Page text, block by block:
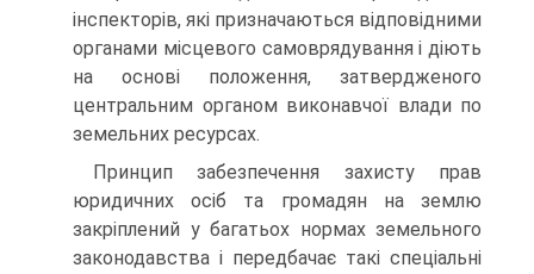
інспекторів, які призначаються відповідними
органами місцевого самоврядування і діють
на основі положення, затвердженого
центральним органом ви­конавчої влади по
земельних ресурсах.
Принцип забезпечення захисту прав
юридичних осіб та грома­дян на землю
закріплений у багатьох нормах земельного
законодавст­ва і передбачає такі спеціальні